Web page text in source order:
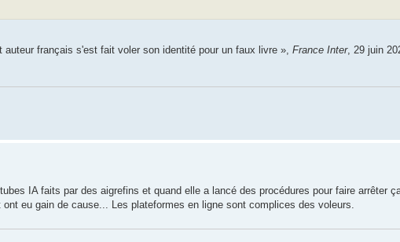
français s'est fait voler son identité pour un faux livre », France Inter, 29 juin
IA faits par des aigrefins et quand elle a lancé des procédures pour faire arrêter
eu gain de cause... Les plateformes en ligne sont complices des voleurs.